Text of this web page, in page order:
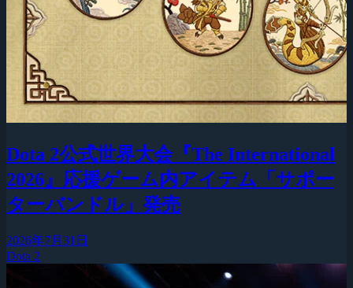
Dota 2公式世界大会『The International
2026』応援ゲーム内アイテム「サポー
ターバンドル」発売
2026年7月31日
Dota 2